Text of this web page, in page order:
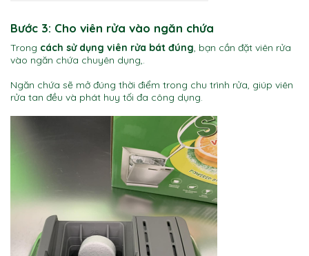
Bước 3: Cho viên rửa vào ngăn chứa
Trong cách sử dụng viên rửa bát đúng, bạn cần đặt viên rửa
vào ngăn chứa chuyên dụng,.
Ngăn chứa sẽ mở đúng thời điểm trong chu trình rửa, giúp viên
rửa tan đều và phát huy tối đa công dụng.